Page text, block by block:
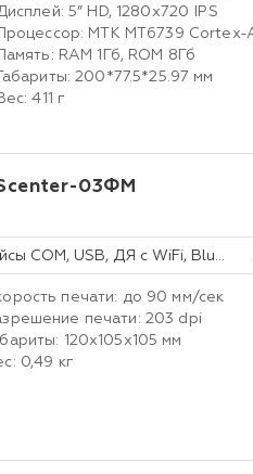
5” HD, 1280х720 IPS
Процессор: MTK MT6739 Cortex-
Память: RAM 1Гб, ROM 8Гб
Габариты: 200*77.5*25.97 мм
411 г
03ФМ
ФР ККТ "POScenter-03ФМ" (интерфейсы COM, USB, ДЯ с WiFi, Bluetooth), чёрный, без ФН
печати: до 90 мм/сек
печати: 203 dpi
120х105х105 мм
0,49 кг